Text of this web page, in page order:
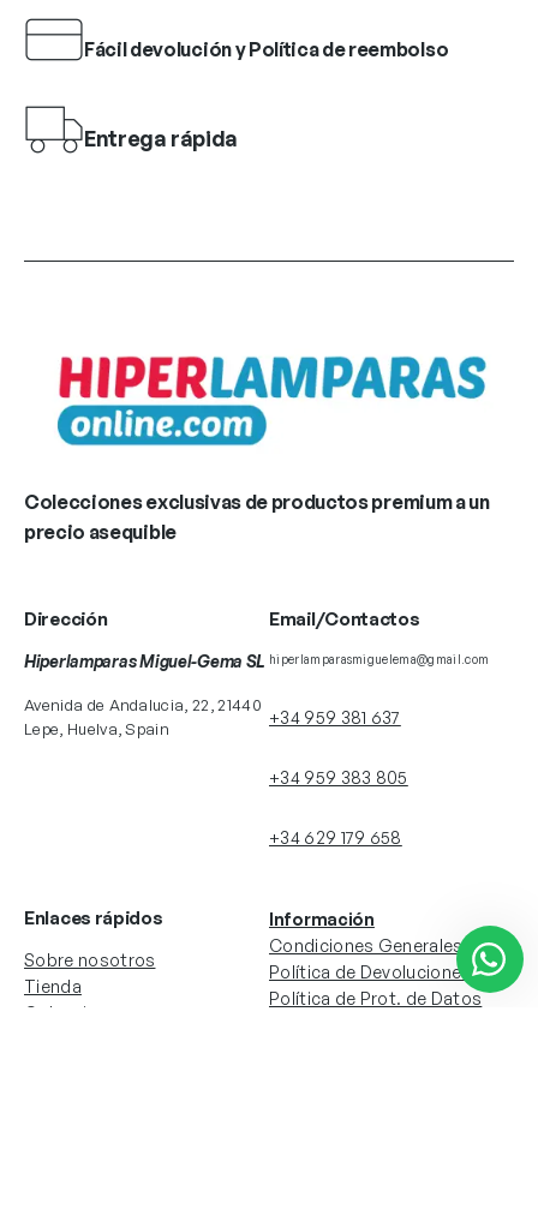
Fácil devolución y Política de reembolso
Entrega rápida
Colecciones exclusivas de productos premium a un
precio asequible
Dirección
Hiperlamparas Miguel-Gema SL
Avenida de Andalucia, 22, 21440
Lepe, Huelva, Spain
Email/Contactos
hiperlamparasmiguelema@gmail.com
+34 959 381 637
+34 959 383 805
+34 629 179 658
Enlaces rápidos
Sobre nosotros
Tienda
Colecciones
Información
Condiciones Generales
Política de Devoluciones
Política de Prot. de Datos